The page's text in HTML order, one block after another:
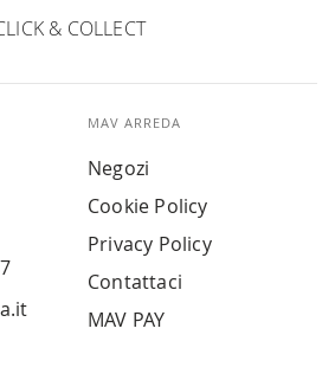
& COLLECT
MAV ARREDA
Negozi
Cookie Policy
Privacy Policy
Contattaci
MAV PAY